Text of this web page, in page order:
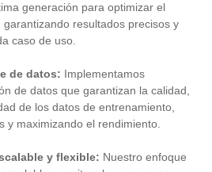
generación para optimizar el
resultados precisos y
caso de uso.
de datos: Implementamos
de datos que garantizan la calidad,
de los datos de entrenamiento,
y maximizando el rendimiento.
y flexible: Nuestro enfoque